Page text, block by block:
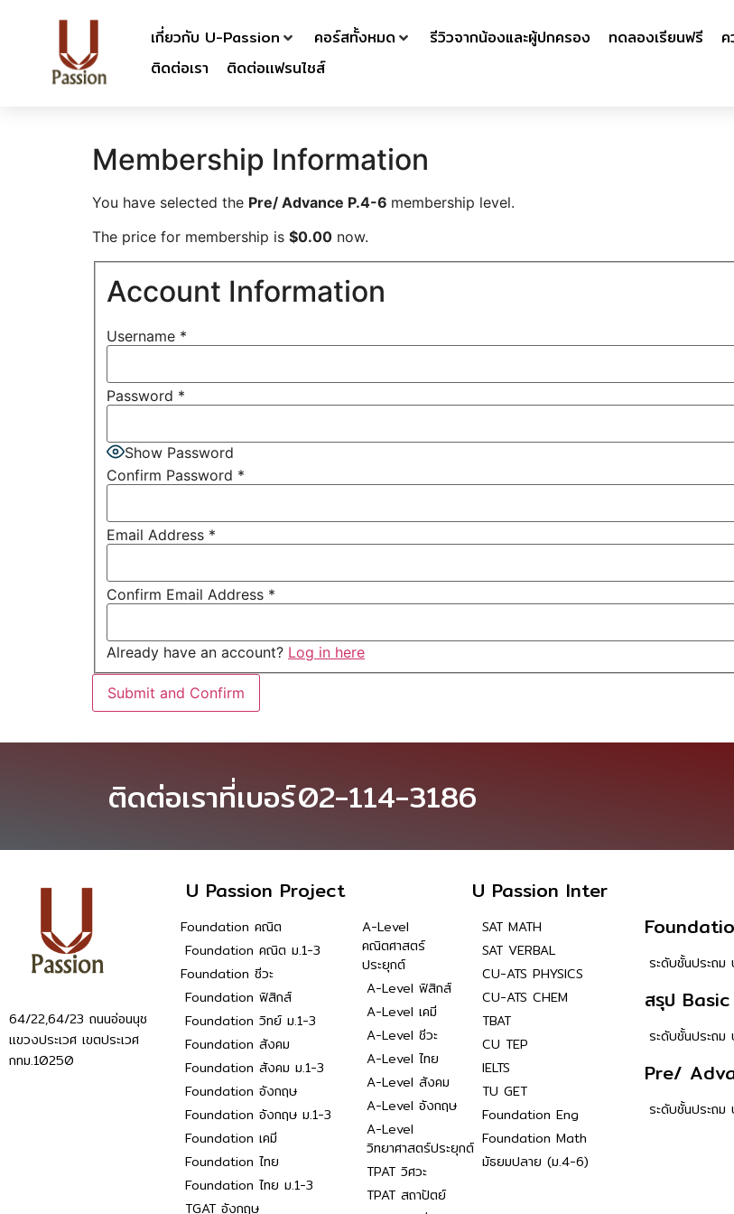
เกี่ยวกับ U-Passion คอร์สทั้งหมด รีวิวจากน้องและผู้ปกครอง ทดลองเรียนฟรี ค
ติดต่อเรา
ติดต่อเเฟรนไชส์
Membership Information
You have selected the Pre/ Advance P.4-6 membership level.
The price for membership is $0.00 now.
Account Information
Username *
Password *
Show Password
Confirm Password *
Email Address *
Confirm Email Address *
Already have an account? Log in here
ติดต่อเราที่เบอร์02-114-3186
U Passion Project U Passion Inter
64/22,64/23 ถนนอ่อนนุช
แขวงประเวศ เขตประเวศ
กทม.10250
Foundation คณิต
Foundation คณิต ม.1-3
Foundation ชีวะ
Foundation ฟิสิกส์
Foundation วิทย์ ม.1-3
Foundation สังคม
Foundation สังคม ม.1-3
Foundation อังกฤษ
Foundation อังกฤษ ม.1-3
Foundation เคมี
Foundation ไทย
Foundation ไทย ม.1-3
TGAT อังกฤษ
A-Level
คณิตศาสตร์
ประยุกต์
A-Level ฟิสิกส์
A-Level เคมี
A-Level ชีวะ
A-Level ไทย
A-Level สังคม
A-Level อังกฤษ
A-Level
วิทยาศาสตร์ประยุกต์
TPAT วิศวะ
TPAT สถาปัตย์
SAT MATH
SAT VERBAL
CU-ATS PHYSICS
CU-ATS CHEM
TBAT
CU TEP
IELTS
TU GET
Foundation Eng
Foundation Math
มัธยมปลาย (ม.4-6)
ระดับชั้นประถม
สรุป
ระดับชั้นประถม
Pre/
ระดับชั้นประถม